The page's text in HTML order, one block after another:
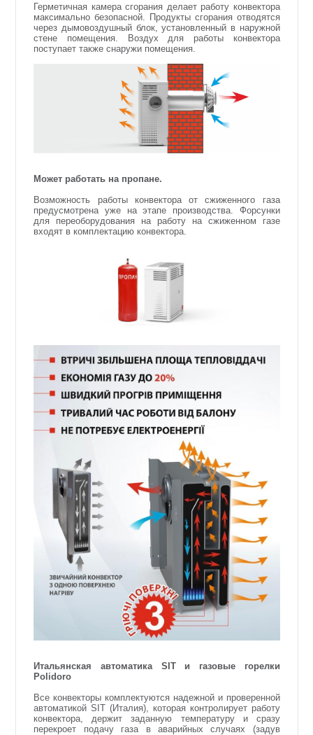
Герметичная камера сгорания делает работу конвектора
максимально безопасной. Продукты сгорания отводятся
через дымовоздушный блок, установленный в наружной
стене помещения. Воздух для работы конвектора
поступает также снаружи помещения.
Может работать на пропане.
Возможность работы конвектора от сжиженного газа
предусмотрена уже на этапе производства. Форсунки
для переоборудования на работу на сжиженном газе
входят в комплектацию конвектора.
Итальянская автоматика SIT и газовые горелки
Polidoro
Все конвекторы комплектуются надежной и проверенной
автоматикой SIT (Италия), которая контролирует работу
конвектора, держит заданную температуру и сразу
перекроет подачу газа в аварийных случаях (задув